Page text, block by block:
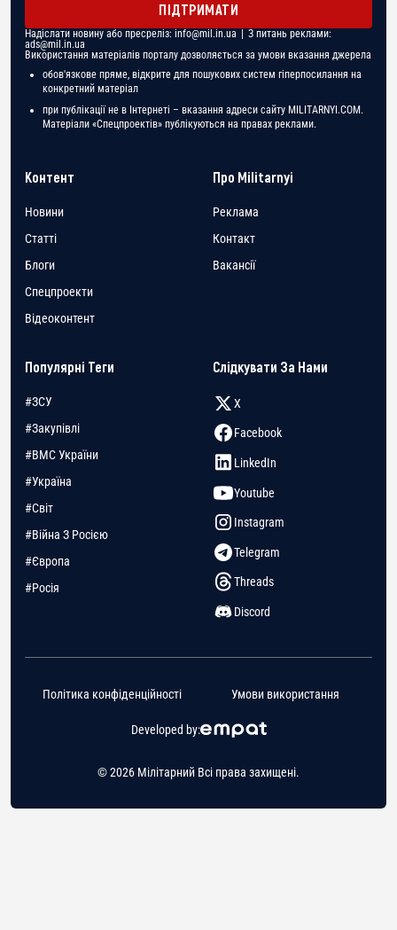
ПІДТРИМАТИ
Надіслати новину або пресреліз: info@mil.in.ua | З питань реклами:
ads@mil.in.ua
Використання матеріалів порталу дозволяється за умови вказання джерела
обов'язкове пряме, відкрите для пошукових систем гіперпосилання на
конкретний матеріал
при публікації не в Інтернеті – вказання адреси сайту MILITARNYI.COM.
Матеріали «Спецпроектів» публікуються на правах реклами.
Контент
Новини
Статті
Блоги
Спецпроекти
Відеоконтент
Про Militarnyi
Реклама
Контакт
Вакансії
Популярні Теги
#ЗСУ
#Закупівлі
#ВМС України
#Україна
#Світ
#Війна З Росією
#Європа
#Росія
Слідкувати За Нами
X
Facebook
LinkedIn
Youtube
Instagram
Telegram
Threads
Discord
© 2026 Мілітарний Всі права захищені.
Developed by:
Політика конфіденційності Умови використання